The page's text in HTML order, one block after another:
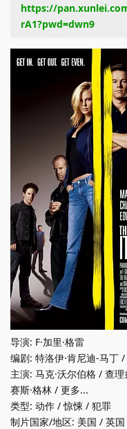
https://
rA1?pwd=dwn9
导演: F·加里·格雷
编剧: 特洛伊·肯尼迪-马丁
主演: 马克·沃尔伯格 / 查
赛斯·格林 / 更多...
类型: 动作 / 惊悚 / 犯罪
制片国家/地区: 美国 / 英